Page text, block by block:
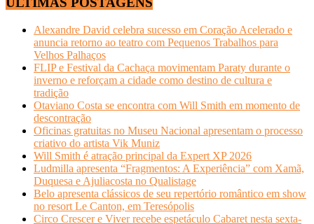
Alexandre David celebra sucesso em Coração Acelerado e
anuncia retorno ao teatro com Pequenos Trabalhos para
Velhos Palhaços
FLIP e Festival da Cachaça movimentam Paraty durante o
inverno e reforçam a cidade como destino de cultura e
tradição
Otaviano Costa se encontra com Will Smith em momento de
descontração
Oficinas gratuitas no Museu Nacional apresentam o processo
criativo do artista Vik Muniz
Will Smith é atração principal da Expert XP 2026
Ludmilla apresenta “Fragmentos: A Experiência” com Xamã,
Duquesa e Ajuliacosta no Qualistage
Belo apresenta clássicos de seu repertório romântico em show
no resort Le Canton, em Teresópolis
Circo Crescer e Viver recebe espetáculo Cabaret nesta sexta-